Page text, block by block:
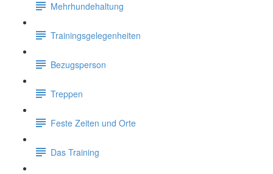
Mehrhundehaltung
Trainingsgelegenheiten
Bezugsperson
Treppen
Feste Zeiten und Orte
Das Training